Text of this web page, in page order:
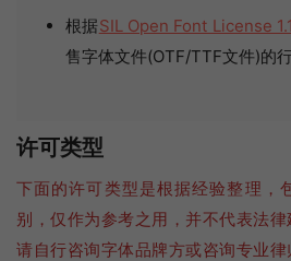
根据SIL Open Font License 1.1
售字体文件(OTF/TTF文件)的行
许可类型
下面的许可类型是根据经验整理，
别，仅作为参考之用，并不代表法律
请自行咨询字体品牌方或咨询专业